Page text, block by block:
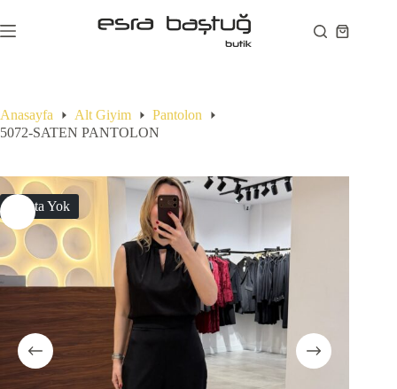
to
content
Shopping
Anasayfa Alt Giyim
Pantolon
5072-SATEN PANTOLON
Stokta Yok